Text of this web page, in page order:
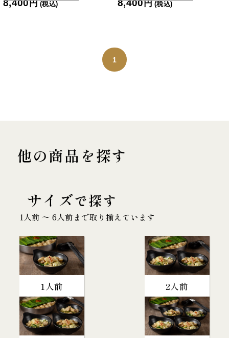
8,400円 (税込) 8,400円 (税込)
1
他の商品を探す
サイズで探す
1人前 〜 6人前まで取り揃えています
1人前 2人前